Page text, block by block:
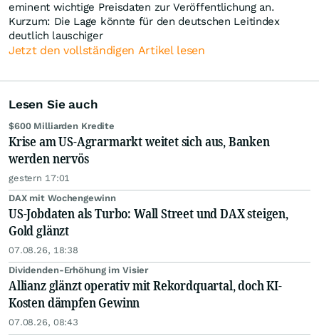
eminent wichtige Preisdaten zur Veröffentlichung an.
Kurzum: Die Lage könnte für den deutschen Leitindex
deutlich lauschiger
Jetzt den vollständigen Artikel lesen
Lesen Sie auch
$600 Milliarden Kredite
Krise am US-Agrarmarkt weitet sich aus, Banken
werden nervös
gestern 17:01
DAX mit Wochengewinn
US-Jobdaten als Turbo: Wall Street und DAX steigen,
Gold glänzt
07.08.26, 18:38
Dividenden-Erhöhung im Visier
Allianz glänzt operativ mit Rekordquartal, doch KI-
Kosten dämpfen Gewinn
07.08.26, 08:43